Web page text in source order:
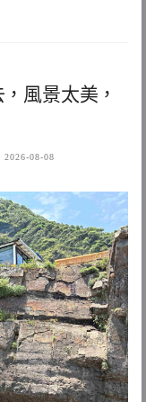
風景太美，
2026-08-08